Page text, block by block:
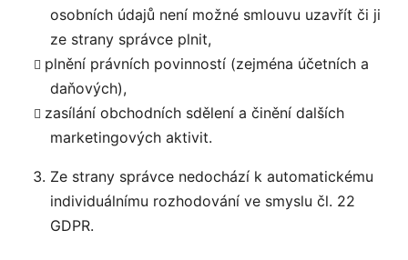
osobních údajů není možné smlouvu uzavřít či ji
ze strany správce plnit,
plnění právních povinností (zejména účetních a
daňových),
zasílání obchodních sdělení a činění dalších
marketingových aktivit.
Ze strany správce nedochází k automatickému
individuálnímu rozhodování ve smyslu čl. 22
GDPR.